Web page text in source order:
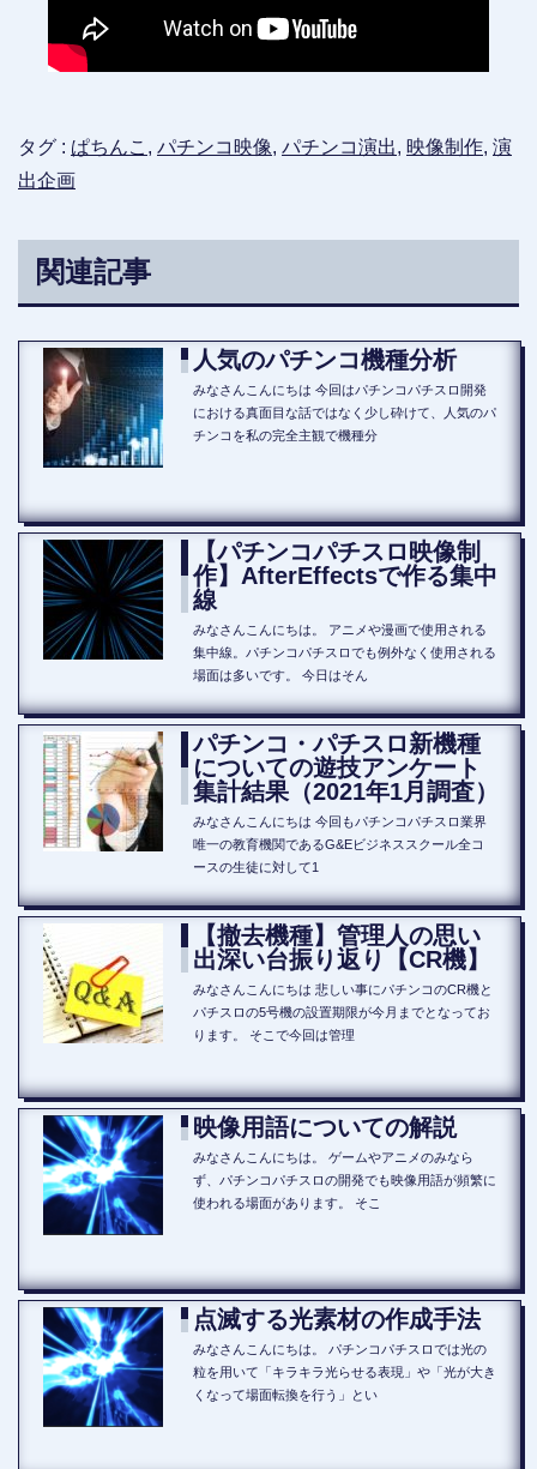
タグ : ぱちんこ , パチンコ映像, パチンコ演出, 映像制作, 演
出企画
関連記事
人気のパチンコ機種分析
みなさんこんにちは 今回はパチンコパチスロ開発
における真面目な話ではなく少し砕けて、人気のパ
チンコを私の完全主観で機種分
【パチンコパチスロ映像制
作】AfterEffectsで作る集中
線
みなさんこんにちは。 アニメや漫画で使用される
集中線。パチンコパチスロでも例外なく使用される
場面は多いです。 今日はそん
パチンコ・パチスロ新機種
についての遊技アンケート
集計結果（2021年1月調査）
みなさんこんにちは 今回もパチンコパチスロ業界
唯一の教育機関であるG&Eビジネススクール全コ
ースの生徒に対して1
【撤去機種】管理人の思い
出深い台振り返り【CR機】
みなさんこんにちは 悲しい事にパチンコのCR機と
パチスロの5号機の設置期限が今月までとなってお
ります。 そこで今回は管理
映像用語についての解説
みなさんこんにちは。 ゲームやアニメのみなら
ず、パチンコパチスロの開発でも映像用語が頻繁に
使われる場面があります。 そこ
点滅する光素材の作成手法
みなさんこんにちは。 パチンコパチスロでは光の
粒を用いて「キラキラ光らせる表現」や「光が大き
くなって場面転換を行う」とい